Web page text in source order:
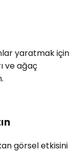
yaratmak için
ve ağaç
görsel etkisini